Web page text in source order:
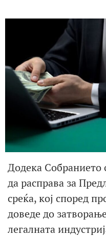
Додека Собранието
да расправа за
среќа, кој според
доведе до
легалната